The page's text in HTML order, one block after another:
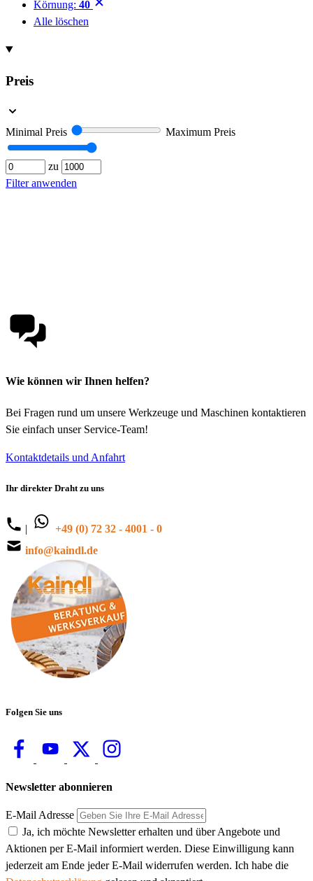
Körnung: 40
Alle löschen
Preis
Minimal Preis Maximum Preis
zu
Filter anwenden
Wie können wir Ihnen helfen?
Bei Fragen rund um unsere Werkzeuge und Maschinen kontaktieren
Sie einfach unser Service-Team!
Kontaktdetails und Anfahrt
Ihr direkter Draht zu uns
|
+49 (0) 72 32 - 4001 - 0
info@kaindl.de
Folgen Sie uns
Newsletter abonnieren
E-Mail Adresse
Ja, ich möchte Newsletter erhalten und über Angebote und
Aktionen per E-Mail informiert werden. Diese Einwilligung kann
jederzeit am Ende jeder E-Mail widerrufen werden. Ich habe die